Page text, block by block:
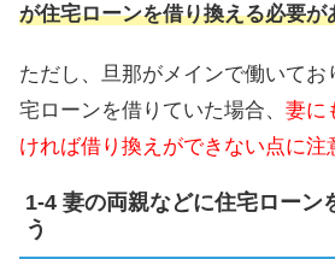
が住宅ローンを借り換える必要が
ただし、旦那がメインで働いてお
宅ローンを借りていた場合、 妻に
ければ借り換えができない点に注
妻の両親などに住宅ローン
う